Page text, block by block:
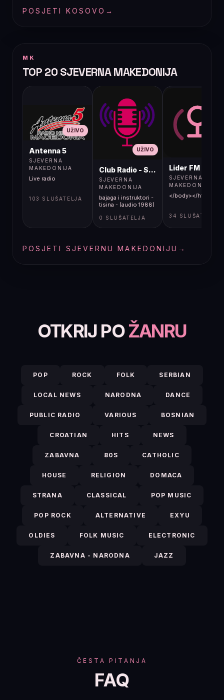
POSJETI KOSOVO →
MK
TOP 20 SJEVERNA MAKEDONIJA
UŽIVO
Antenna 5
SJEVERNA
MAKEDONIJA
Live radio
103 SLUŠATELJA
UŽIVO
Club Radio - Skopje, Mcedonia
SJEVERNA
MAKEDONIJA
bajaga i instruktori -
tisina - (audio 1988)
0 SLUŠATELJA
Lider FM 107,4
SJEVERNA
MAKEDONIJA
</body></html>
34 SLUŠATELJA
POSJETI SJEVERNU MAKEDONIJU →
OTKRIJ POŽANRU
POP ROCK FOLK SERBIAN
LOCAL NEWS NARODNA DANCE
PUBLIC RADIO VARIOUS BOSNIAN
CROATIAN HITS NEWS
ZABAVNA 80S CATHOLIC
HOUSE RELIGION DOMACA
STRANA CLASSICAL POP MUSIC
POP ROCK ALTERNATIVE EXYU
OLDIES FOLK MUSIC ELECTRONIC
ZABAVNA - NARODNA JAZZ
ČESTA PITANJA
FAQ